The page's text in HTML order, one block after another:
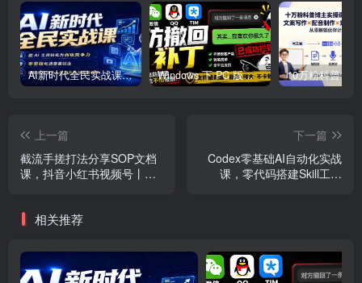
AI新时代全民实战课，把 AI 工具转化为创收竞争力，零基础吃透整套玩法，借助AI完成个人能力升级与收益增收。 Windows 下 PC 版微信/QQ/TIM 的防撤回多开工具！开源免费使用，且免费长期维护 RevokeMsgPatcher
上一篇
截流手搓打法分享SOP文档
课，抖音小红书视频号丨精
下一篇
Codex零基础AI自动化实战
课，零代码搭建Skill工作
相关推荐